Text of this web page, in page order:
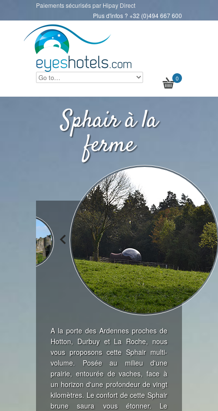
Paiements sécurisés par Hipay Direct
Plus d'infos ? +32 (0)494 667 600
0
Sphair à la
ferme
A la porte des Ardennes proches de
Hotton, Durbuy et La Roche, nous
vous proposons cette Sphair multi-
volume. Posée au milieu d'une
prairie, entourée de vaches, face à
un horizon d'une profondeur de vingt
kilomètres. Le confort de cette Sphair
brune saura vous étonner. Le